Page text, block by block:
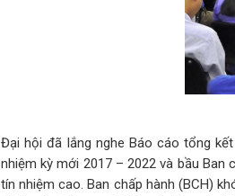
Đại hội đã lắng nghe Báo cáo tổng
nhiệm kỳ mới 2017 – 2022 và bầu Ban
tín nhiệm cao. Ban chấp hành (BCH)